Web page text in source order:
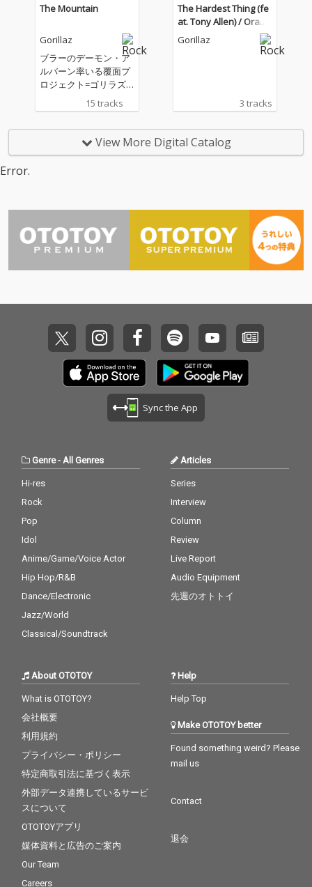
The Mountain
Gorillaz
ブラーのデーモン・ア
ルバーン率いる覆面プ
ロジェクト=ゴリラズ
が、新作スタジオ・ア
ルバム『The Mountai
ル「KONG」からリリ
よって織り成される広
大な音の景観に、声や
メロディ、中毒性のあ
るビートが豊かに重ね
曲では5言語（アラビ
ア語、英語、ヒンディ
ー語、スペイン語、ヨ
ルバ語）で歌うアーテ
ィストをフィーチャ
ー。IDLES、Johnny Ma
rr、Yasiin Bey、Omar
Souleyman、Anoushk
a Jackson、Ajay Prasa
nna、Amaan Ali Bang
ash、Asha Puthli、Jal
Bizarrap、Trueno、A
ストアーティストが参
加している他、David J
he Dove)(De La Sou
l)、Mark E. Smith (The
Fall)、Tony Allen、Bob
by Womack、Dennis
コラボレーターの声も
収録されている。
15 tracks
The Hardest Thing (fe
at. Tony Allen) / Orang
e County (feat. Bizarra
p, Kara Jackson and A
Gorillaz
3 tracks
View More Digital Catalog
Error.
Sync the App
Genre- All Genres
Hi-res
Rock
Pop
Idol
Anime/Game/Voice Actor
Hip Hop/R&B
Dance/Electronic
Jazz/World
Classical/Soundtrack
Articles
Series
Interview
Column
Review
Live Report
Audio Equipment
先週のオトトイ
About OTOTOY
What is OTOTOY?
会社概要
利用規約
プライバシー・ポリシー
特定商取引法に基づく表示
外部データ連携しているサービ
スについて
OTOTOYアプリ
媒体資料と広告のご案内
Our Team
Careers
Help
Help Top
Make OTOTOY better
Found something weird? Please
mail us
Contact
退会